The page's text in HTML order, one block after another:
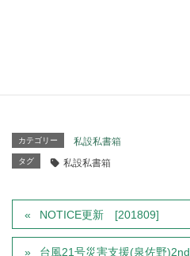
カテゴリー 私設私書箱
タグ 私設私書箱
NOTICE更新 [201809]
台風21号災害支援(泉佐野)2nd